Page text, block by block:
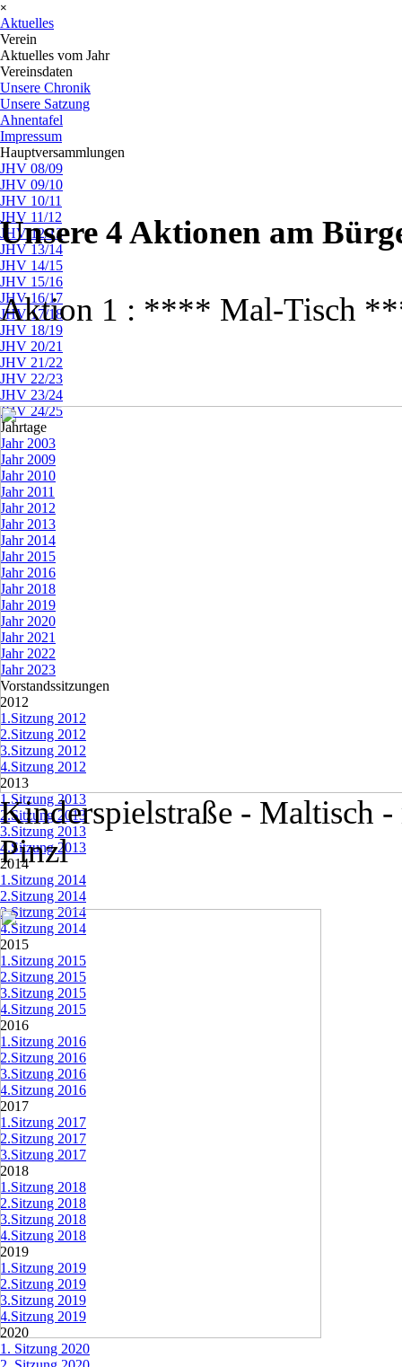
×
Aktuelles
Verein
Aktuelles vom Jahr
Vereinsdaten
Unsere Chronik
Unsere Satzung
Ahnentafel
Impressum
Hauptversammlungen
JHV 08/09
JHV 09/10
JHV 10/11
JHV 11/12
JHV 12/13
JHV 13/14
JHV 14/15
JHV 15/16
JHV 16/17
JHV 17/18
JHV 18/19
JHV 20/21
JHV 21/22
JHV 22/23
JHV 23/24
JHV 24/25
Jahrtage
Jahr 2003
Jahr 2009
Jahr 2010
Jahr 2011
Jahr 2012
Jahr 2013
Jahr 2014
Jahr 2015
Jahr 2016
Jahr 2018
Jahr 2019
Jahr 2020
Jahr 2021
Jahr 2022
Jahr 2023
Vorstandssitzungen
2012
1.Sitzung 2012
2.Sitzung 2012
3.Sitzung 2012
4.Sitzung 2012
2013
1.Sitzung 2013
2.Sitzung 2013
3.Sitzung 2013
4.Sitzung 2013
2014▼
1.Sitzung 2014
2.Sitzung 2014
3.Sitzung 2014
4.Sitzung 2014
2015
1.Sitzung 2015
2.Sitzung 2015
3.Sitzung 2015
4.Sitzung 2015
2016
1.Sitzung 2016
2.Sitzung 2016
3.Sitzung 2016
4.Sitzung 2016
2017
1.Sitzung 2017
2.Sitzung 2017
3.Sitzung 2017
2018
1.Sitzung 2018
2.Sitzung 2018
3.Sitzung 2018
4.Sitzung 2018
2019
1.Sitzung 2019
2.Sitzung 2019
3.Sitzung 2019
4.Sitzung 2019
2020
1. Sitzung 2020
Unsere 4 Aktionen am
Aktion 1 : **** Mal-Tisch
Kinderspielstraße - Maltisch
Pinzl